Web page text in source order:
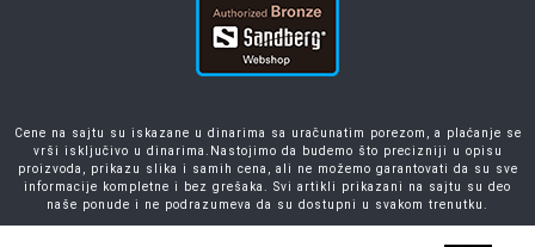
Cene na sajtu su iskazane u dinarima sa uračunatim porezom, a plaćanje se
vrši isključivo u dinarima.Nastojimo da budemo što precizniji u opisu
proizvoda, prikazu slika i samih cena, ali ne možemo garantovati da su sve
informacije kompletne i bez grešaka. Svi artikli prikazani na sajtu su deo
naše ponude i ne podrazumeva da su dostupni u svakom trenutku.